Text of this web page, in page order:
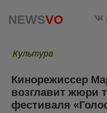
NEWSVO
Культура
Кинорежиссер
возглавит жюри
фестиваля